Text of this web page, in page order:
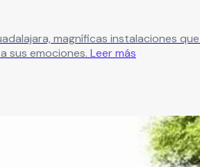
magníficas instalaciones
sus emociones. Leer más